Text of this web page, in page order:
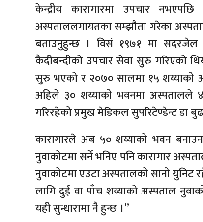
केन्द्रीय कारागारमा उपचार नभएपछि
अस्पताललगायतका सम्झौता गरेका
बताउनुहुन्छ । विसं १९७१ मा सदरजेल
कैदीबन्दीको उपचार सेवा सुुरु गरिएको
सुरु भएको र २०७० सालमा १५ शय्याको
अहिले ३० शय्याको भवनमा अस्पतालले
गरिरहेको प्रमुख मेडिकल सुपरिटेण्डेन्ट डा
कारागारले अब ५० शय्याको भवन
नुवाकोटमा सर्ने भनिए पनि कारागार
नुवाकोटमा एउटा अस्पतालको सानो युनिट
लागि दुई वा पाँच शय्याको अस्पताल
यही सुन्धारामा नै हुन्छ ।”